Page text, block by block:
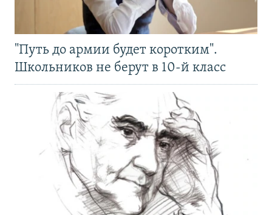
"Путь до армии будет коротким".
Школьников не берут в 10-й класс